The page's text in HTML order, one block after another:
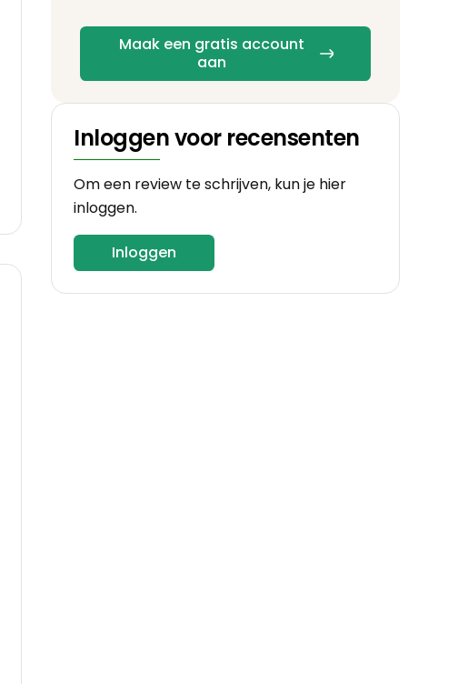
Maak een gratis account
aan
Inloggen voor recensenten
Om een review te schrijven, kun je hier
inloggen.
Inloggen